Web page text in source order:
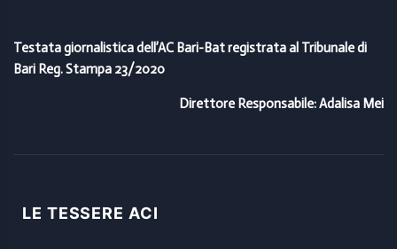
Testata giornalistica dell’AC Bari-Bat registrata al Tribunale di
Bari Reg. Stampa 23/2020
Direttore Responsabile: Adalisa Mei
LE TESSERE ACI